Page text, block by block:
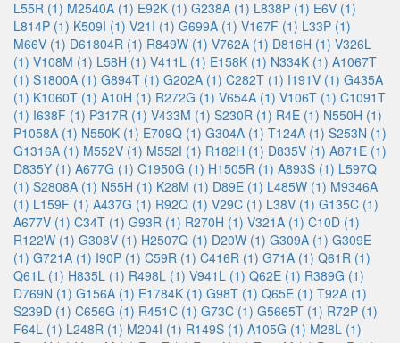
L55R (1) M2540A (1) E92K (1) G238A (1) L838P (1) E6V (1)
L814P (1) K509I (1) V21I (1) G699A (1) V167F (1) L33P (1)
M66V (1) D61804R (1) R849W (1) V762A (1) D816H (1) V326L
(1) V108M (1) L58H (1) V411L (1) E158K (1) N334K (1) A1067T
(1) S1800A (1) G894T (1) G202A (1) C282T (1) I191V (1) G435A
(1) K1060T (1) A10H (1) R272G (1) V654A (1) V106T (1) C1091T
(1) I638F (1) P317R (1) V433M (1) S230R (1) R4E (1) N550H (1)
P1058A (1) N550K (1) E709Q (1) G304A (1) T124A (1) S253N (1)
G1316A (1) M552V (1) M552I (1) R182H (1) D835V (1) A871E (1)
D835Y (1) A677G (1) C1950G (1) H1505R (1) A893S (1) L597Q
(1) S2808A (1) N55H (1) K28M (1) D89E (1) L485W (1) M9346A
(1) L159F (1) A437G (1) R92Q (1) V29C (1) L38V (1) G135C (1)
A677V (1) C34T (1) G93R (1) R270H (1) V321A (1) C10D (1)
R122W (1) G308V (1) H2507Q (1) D20W (1) G309A (1) G309E
(1) G721A (1) I90P (1) C59R (1) C416R (1) G71A (1) Q61R (1)
Q61L (1) H835L (1) R498L (1) V941L (1) Q62E (1) R389G (1)
D769N (1) G156A (1) E1784K (1) G98T (1) Q65E (1) T92A (1)
S239D (1) C656G (1) R451C (1) G73C (1) G5665T (1) R72P (1)
F64L (1) L248R (1) M204I (1) R149S (1) A105G (1) M28L (1)